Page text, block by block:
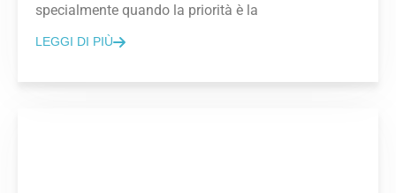
specialmente quando la priorità è la
LEGGI DI PIÙ